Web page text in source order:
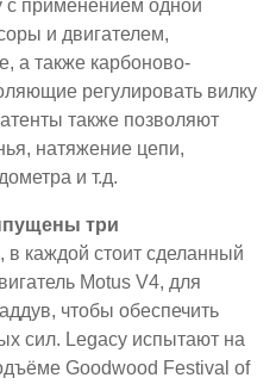
с применением одной
и двигателем,
а также карбоново-
регулировать вилку
также позволяют
натяжение цепи,
и т.д.
три
, в каждой стоит сделанный
Motus V4, для
чтобы обеспечить
сил. Legacy испытают на
Goodwood Festival of